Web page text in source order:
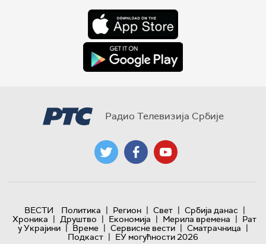
Радио Телевизија Србије
ВЕСТИ Политика | Регион | Свет | Србија данас |
Хроника | Друштво | Економија | Мерила времена | Рат
у Украјини | Време | Сервисне вести | Сматрачница |
Подкаст | ЕУ могућности 2026